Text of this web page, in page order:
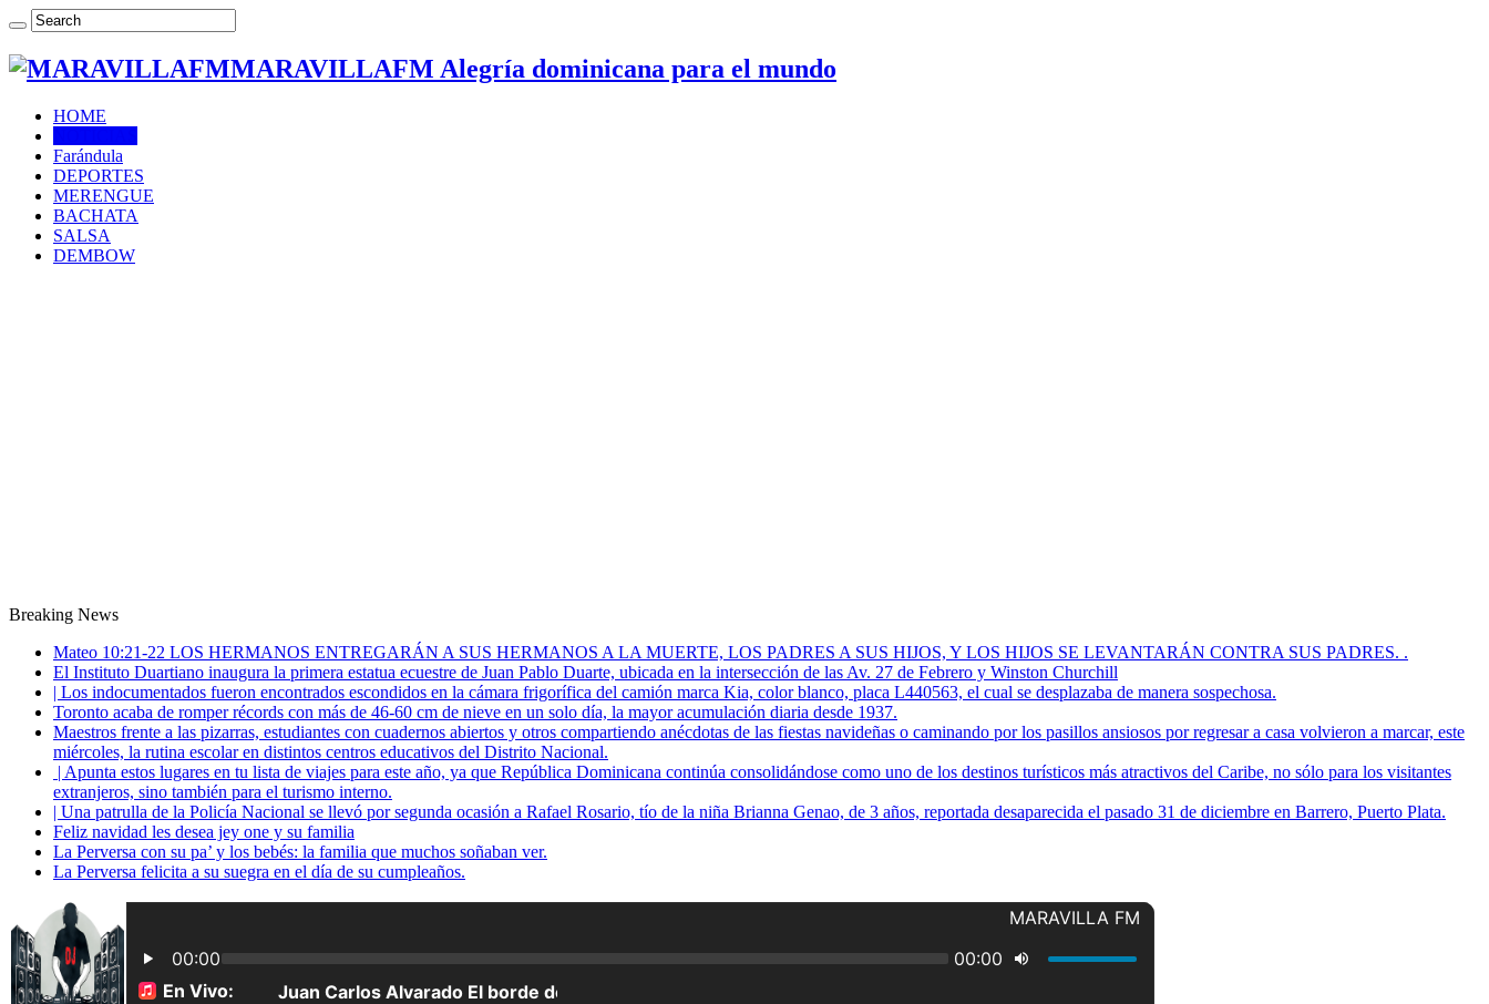
MARAVILLAFM Alegría dominicana para el mundo
HOME
Farándula
DEPORTES
MERENGUE
BACHATA
SALSA
DEMBOW
Breaking News
Mateo 10:21-22 LOS HERMANOS ENTREGARÁN A SUS HERMANOS A LA MUERTE, LOS PADRES A SUS HIJOS, Y LOS HIJOS SE LEVANTARÁN CONTRA SUS PADRES. .
El Instituto Duartiano inaugura la primera estatua ecuestre de Juan Pablo Duarte, ubicada en la intersección de las Av. 27 de Febrero y Winston Churchill
| Los indocumentados fueron encontrados escondidos en la cámara frigorífica del camión marca Kia, color blanco, placa L440563, el cual se desplazaba de manera sospechosa.
Toronto acaba de romper récords con más de 46-60 cm de nieve en un solo día, la mayor acumulación diaria desde 1937.
Maestros frente a las pizarras, estudiantes con cuadernos abiertos y otros compartiendo anécdotas de las fiestas navideñas o caminando por los pasillos ansiosos por regresar a casa volvieron a marcar, este
miércoles, la rutina escolar en distintos centros educativos del Distrito Nacional.
| Apunta estos lugares en tu lista de viajes para este año, ya que República Dominicana continúa consolidándose como uno de los destinos turísticos más atractivos del Caribe, no sólo para los visitantes
extranjeros, sino también para el turismo interno.
| Una patrulla de la Policía Nacional se llevó por segunda ocasión a Rafael Rosario, tío de la niña Brianna Genao, de 3 años, reportada desaparecida el pasado 31 de diciembre en Barrero, Puerto Plata.
Feliz navidad les desea jey one y su familia
La Perversa con su pa’ y los bebés: la familia que muchos soñaban ver.
La Perversa felicita a su suegra en el día de su cumpleaños.